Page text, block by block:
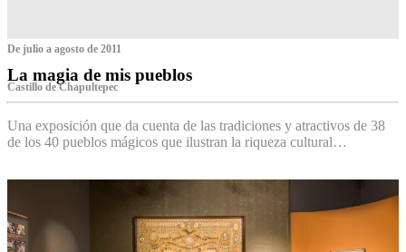
De julio a agosto de 2011
La magia de mis pueblos
Castillo de Chapultepec
Una exposición que da cuenta de las tradiciones y atractivos de 38
de los 40 pueblos mágicos que ilustran la riqueza cultural…